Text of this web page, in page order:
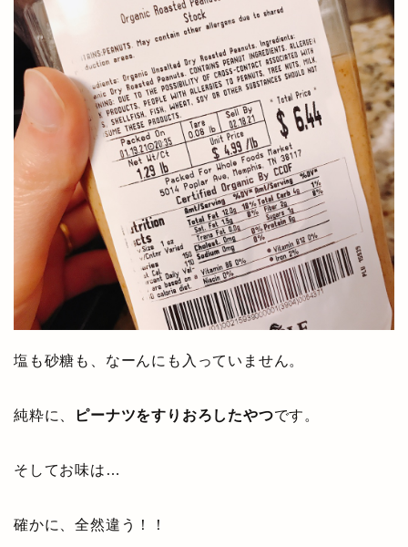
塩も砂糖も、なーんにも入っていません。
純粋に、 ピーナツをすりおろしたやつです。
そしてお味は…
確かに、全然違う！！